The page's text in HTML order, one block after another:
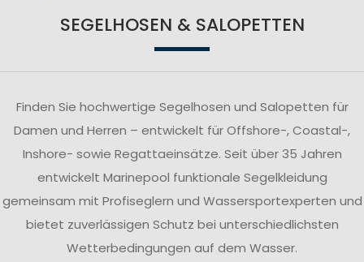
SEGELHOSEN & SALOPETTEN
Finden Sie hochwertige Segelhosen und Salopetten für
Damen und Herren – entwickelt für Offshore-, Coastal-,
Inshore- sowie Regattaeinsätze. Seit über 35 Jahren
entwickelt Marinepool funktionale Segelkleidung
gemeinsam mit Profiseglern und Wassersportexperten und
bietet zuverlässigen Schutz bei unterschiedlichsten
Wetterbedingungen auf dem Wasser.